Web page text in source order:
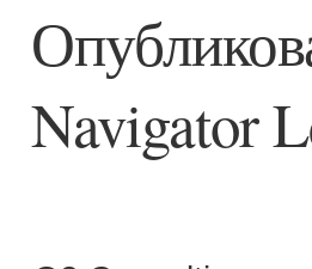
Navigator